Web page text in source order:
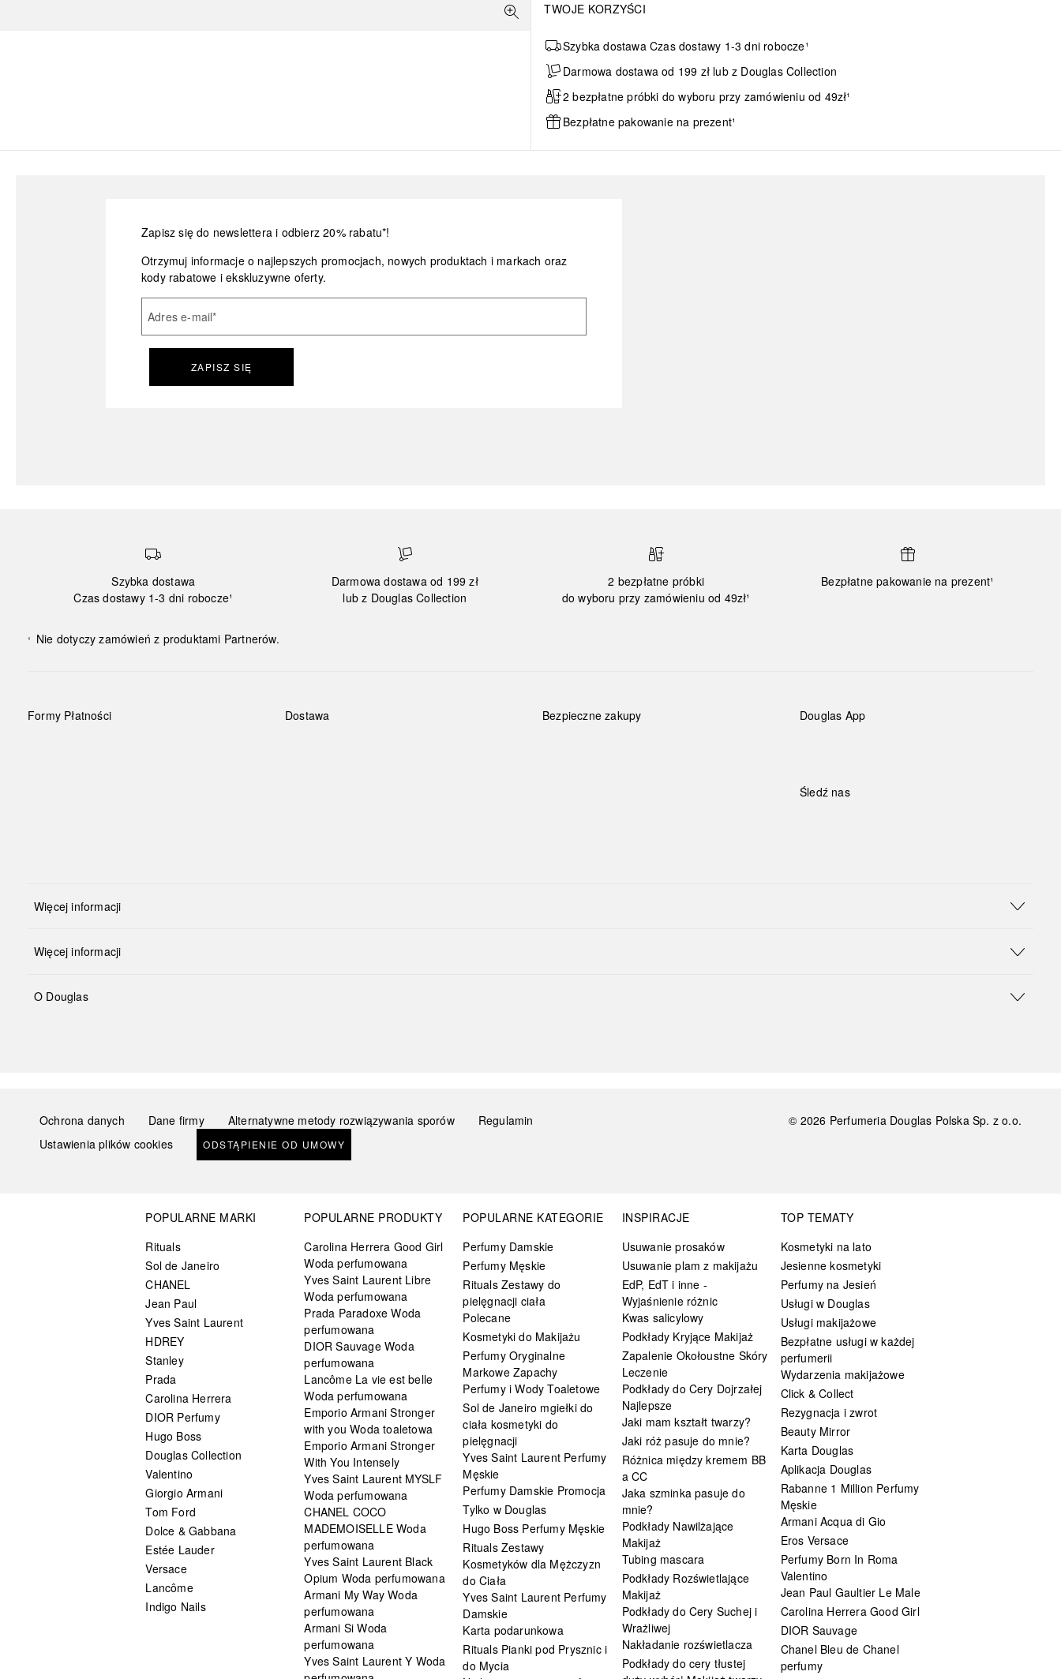
TWOJE KORZYŚCI
Szybka dostawa Czas dostawy 1-3 dni robocze¹
Darmowa dostawa od 199 zł lub z Douglas Collection
2 bezpłatne próbki do wyboru przy zamówieniu od 49zł¹
Bezpłatne pakowanie na prezent¹
Zapisz się do newslettera i odbierz 20% rabatu*!
Otrzymuj informacje o najlepszych promocjach, nowych produktach i markach oraz
kody rabatowe i ekskluzywne oferty.
Adres e-mail*
ZAPISZ SIĘ
Szybka dostawa
Czas dostawy 1-3 dni robocze¹
Darmowa dostawa od 199 zł
lub z Douglas Collection
2 bezpłatne próbki
do wyboru przy zamówieniu od 49zł¹
Bezpłatne pakowanie na prezent¹
¹ Nie dotyczy zamówień z produktami Partnerów.
Formy Płatności Dostawa Bezpieczne zakupy Douglas App
Śledź nas
Więcej informacji
Więcej informacji
O Douglas
Ochrona danych Dane firmy Alternatywne metody rozwiązywania sporów
Regulamin
Ustawienia plików cookies
ODSTĄPIENIE OD UMOWY
© 2026 Perfumeria Douglas Polska Sp. z o.o.
POPULARNE MARKI
Rituals
Sol de Janeiro
CHANEL
Jean Paul
Yves Saint Laurent
HDREY
Stanley
Prada
Carolina Herrera
DIOR Perfumy
Hugo Boss
Douglas Collection
Valentino
Giorgio Armani
Tom Ford
Dolce & Gabbana
Estée Lauder
Versace
Lancôme
Indigo Nails
POPULARNE PRODUKTY
Carolina Herrera Good Girl
Woda perfumowana
Yves Saint Laurent Libre
Woda perfumowana
Prada Paradoxe Woda
perfumowana
DIOR Sauvage Woda
perfumowana
Lancôme La vie est belle
Woda perfumowana
Emporio Armani Stronger
with you Woda toaletowa
Emporio Armani Stronger
With You Intensely
Yves Saint Laurent MYSLF
Woda perfumowana
CHANEL COCO
MADEMOISELLE Woda
perfumowana
Yves Saint Laurent Black
Opium Woda perfumowana
Armani My Way Woda
perfumowana
Armani Si Woda
perfumowana
Yves Saint Laurent Y Woda
POPULARNE KATEGORIE
Perfumy Damskie
Perfumy Męskie
Rituals Zestawy do
pielęgnacji ciała
Polecane
Kosmetyki do Makijażu
Perfumy Oryginalne
Markowe Zapachy
Perfumy i Wody Toaletowe
Sol de Janeiro mgiełki do
ciała kosmetyki do
pielęgnacji
Yves Saint Laurent Perfumy
Męskie
Perfumy Damskie Promocja
Tylko w Douglas
Hugo Boss Perfumy Męskie
Rituals Zestawy
Kosmetyków dla Mężczyzn
do Ciała
Yves Saint Laurent Perfumy
Damskie
Karta podarunkowa
Rituals Pianki pod Prysznic i
do Mycia
INSPIRACJE
Usuwanie prosaków
Usuwanie plam z makijażu
EdP, EdT i inne -
Wyjaśnienie różnic
Kwas salicylowy
Podkłady Kryjące Makijaż
Zapalenie Okołoustne Skóry
Leczenie
Podkłady do Cery Dojrzałej
Najlepsze
Jaki mam kształt twarzy?
Jaki róż pasuje do mnie?
Różnica między kremem BB
a CC
Jaka szminka pasuje do
mnie?
Podkłady Nawilżające
Makijaż
Tubing mascara
Podkłady Rozświetlające
Makijaż
Podkłady do Cery Suchej i
Wrażliwej
Nakładanie rozświetlacza
Podkłady do cery tłustej
TOP TEMATY
Kosmetyki na lato
Jesienne kosmetyki
Perfumy na Jesień
Usługi w Douglas
Usługi makijażowe
Bezpłatne usługi w każdej
perfumerii
Wydarzenia makijażowe
Click & Collect
Rezygnacja i zwrot
Beauty Mirror
Karta Douglas
Aplikacja Douglas
Rabanne 1 Million Perfumy
Męskie
Armani Acqua di Gio
Eros Versace
Perfumy Born In Roma
Valentino
Jean Paul Gaultier Le Male
Carolina Herrera Good Girl
DIOR Sauvage
Chanel Bleu de Chanel
perfumy